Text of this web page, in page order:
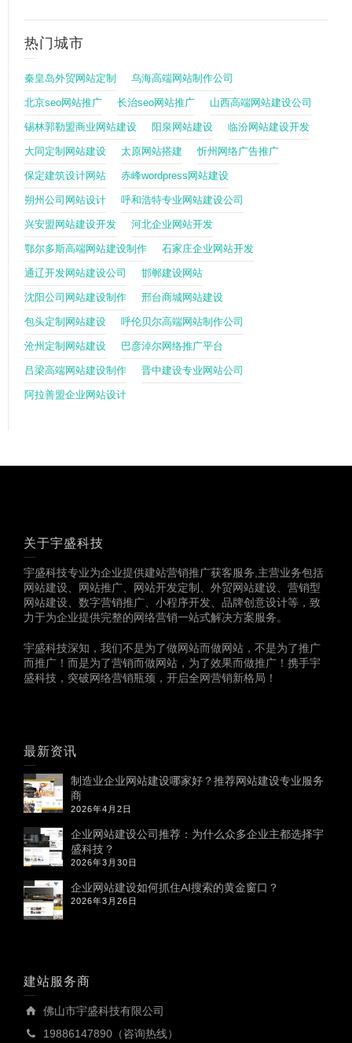
热门城市
秦皇岛外贸网站定制 乌海高端网站制作公司
北京seo网站推广 长治seo网站推广 山西高端网站建设公司
锡林郭勒盟商业网站建设 阳泉网站建设 临汾网站建设开发
大同定制网站建设 太原网站搭建 忻州网络广告推广
保定建筑设计网站 赤峰wordpress网站建设
朔州公司网站设计 呼和浩特专业网站建设公司
兴安盟网站建设开发 河北企业网站开发
鄂尔多斯高端网站建设制作 石家庄企业网站开发
通辽开发网站建设公司 邯郸建设网站
沈阳公司网站建设制作 邢台商城网站建设
包头定制网站建设 呼伦贝尔高端网站制作公司
沧州定制网站建设 巴彦淖尔网络推广平台
吕梁高端网站建设制作 晋中建设专业网站公司
阿拉善盟企业网站设计
关于宇盛科技
宇盛科技专业为企业提供建站营销推广获客服务,主营业务包括
网站建设、网站推广、网站开发定制、外贸网站建设、营销型
网站建设、数字营销推广、小程序开发、品牌创意设计等，致
力于为企业提供完整的网络营销一站式解决方案服务。
宇盛科技深知，我们不是为了做网站而做网站，不是为了推广
而推广！而是为了营销而做网站，为了效果而做推广！携手宇
盛科技，突破网络营销瓶颈，开启全网营销新格局！
最新资讯
制造业企业网站建设哪家好？推荐网站建设专业服务
商
2026年4月2日
企业网站建设公司推荐：为什么众多企业主都选择宇
盛科技？
2026年3月30日
企业网站建设如何抓住AI搜索的黄金窗口？
2026年3月26日
建站服务商
佛山市宇盛科技有限公司
19886147890（咨询热线）